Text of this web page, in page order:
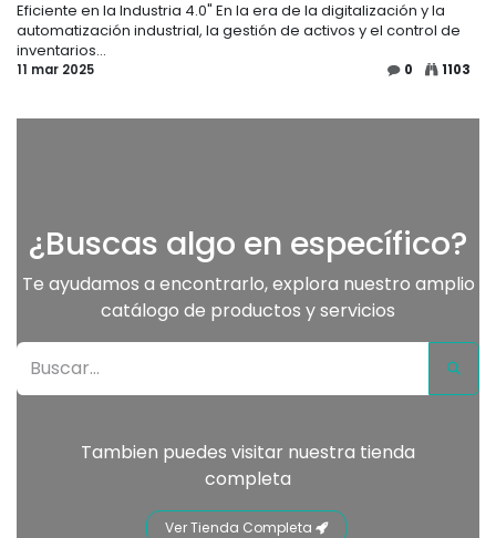
Eficiente en la Industria 4.0" En la era de la digitalización y la
automatización industrial, la gestión de activos y el control de
inventarios...
11 mar 2025 0 1103
¿Buscas algo en específico?
Te ayudamos a encontrarlo, explora nuestro amplio
catálogo de productos y servicios
Tambien puedes visitar nuestra tienda
completa
Ver Tienda Completa